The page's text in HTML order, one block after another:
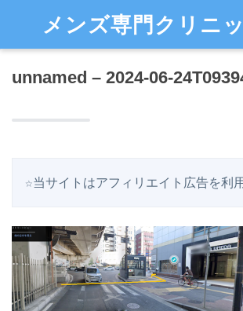
メンズ専門クリニ
unnamed – 2024-06-
☆当サイトはアフィリエイト広告を利